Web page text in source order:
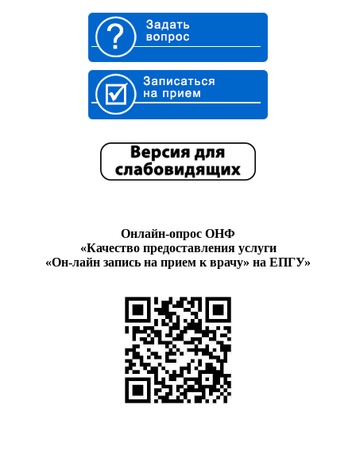
Онлайн-опрос ОНФ
«Качество предоставления услуги
«Он-лайн запись на прием к врачу» на ЕПГУ»